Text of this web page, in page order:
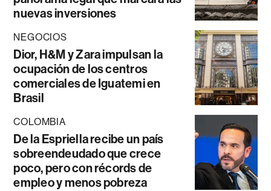
nuevas inversiones
NEGOCIOS
Dior, H&M y Zara impulsan la
ocupación de los centros
comerciales de Iguatemi en
Brasil
COLOMBIA
De la Espriella recibe un país
sobreendeudado que crece
poco, pero con récords de
empleo y menos pobreza